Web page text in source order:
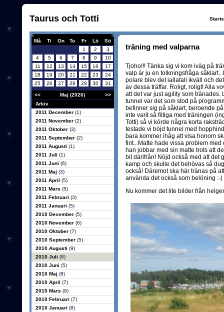
Taurus och Totti
Må Ti On To Fr Lö
Sö
1
2
3
4
5 6 7 8 9
10
11
12 13 14 15 16
17
18
19 20 21 22 23
24
25
26 27 28 29 30 31
<< Maj (2026)
>>
Arkiv
2011 December (1)
2011 November (2)
2011 Oktober (3)
2011 September (2)
2011 Augusti (1)
2011 Juli (1)
2011 Juni (6)
2011 Maj (3)
2011 April (5)
2011 Mars (5)
2011 Februari (3)
2011 Januari (5)
2010 December (5)
2010 November (6)
2010 Oktober (7)
2010 September (5)
2010 Augusti (9)
2010 Juli (8)
2010 Juni (5)
2010 Maj (8)
2010 April (7)
2010 Mars (9)
2010 Februari (7)
2010 Januari (8)
träning med valparna
Tjoho!!! Tänka sig vi kom iväg på
valp är ju en tolkningsfråga
polare blev det iallafall ikväll och
av dessa träffar. Roligt, roligt! Alla
att det var just agility som
tunnel var det som stod på
befinner sig på såklart, beroende
inte varit så flitiga med träningen
Totti) så vi körde några korta
testade vi böjd tunnel med
bara kommer ihåg att visa honom
fint...Matte hade vissa problem
han jobbar med sin matte trots att
bit därifrån! Nöjd också med att det
kamp och skulle det behövas så
också! Däremot ska här tränas på
använda det också som belöning :-)
Nu kommer det lite bilder från